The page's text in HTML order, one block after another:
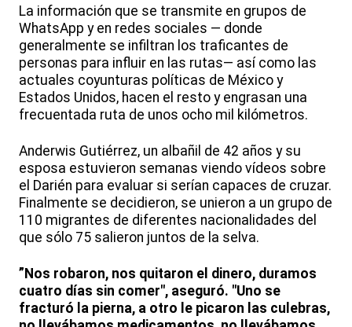
La información que se transmite en grupos de
WhatsApp y en redes sociales — donde
generalmente se infiltran los traficantes de
personas para influir en las rutas— así como las
actuales coyunturas políticas de México y
Estados Unidos, hacen el resto y engrasan una
frecuentada ruta de unos ocho mil kilómetros.
Anderwis Gutiérrez, un albañil de 42 años y su
esposa estuvieron semanas viendo vídeos sobre
el Darién para evaluar si serían capaces de cruzar.
Finalmente se decidieron, se unieron a un grupo de
110 migrantes de diferentes nacionalidades del
que sólo 75 salieron juntos de la selva.
”Nos robaron, nos quitaron el dinero, duramos
cuatro días sin comer", aseguró. "Uno se
fracturó la pierna, a otro le picaron las culebras,